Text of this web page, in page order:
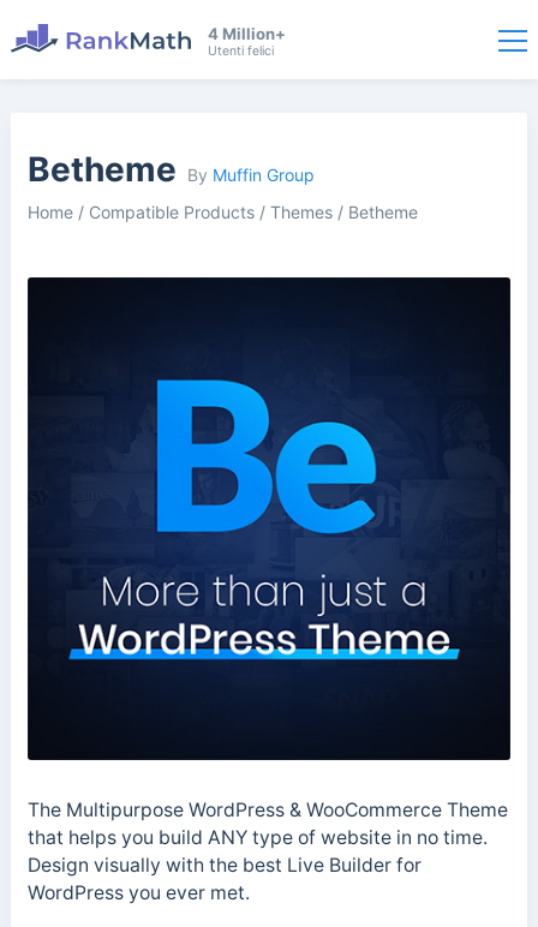
4 Million+
Utenti felici
Betheme By Muffin Group
Home/ Compatible Products/ Themes/ Betheme
The Multipurpose WordPress & WooCommerce Theme
that helps you build ANY type of website in no time.
Design visually with the best Live Builder for
WordPress you ever met.